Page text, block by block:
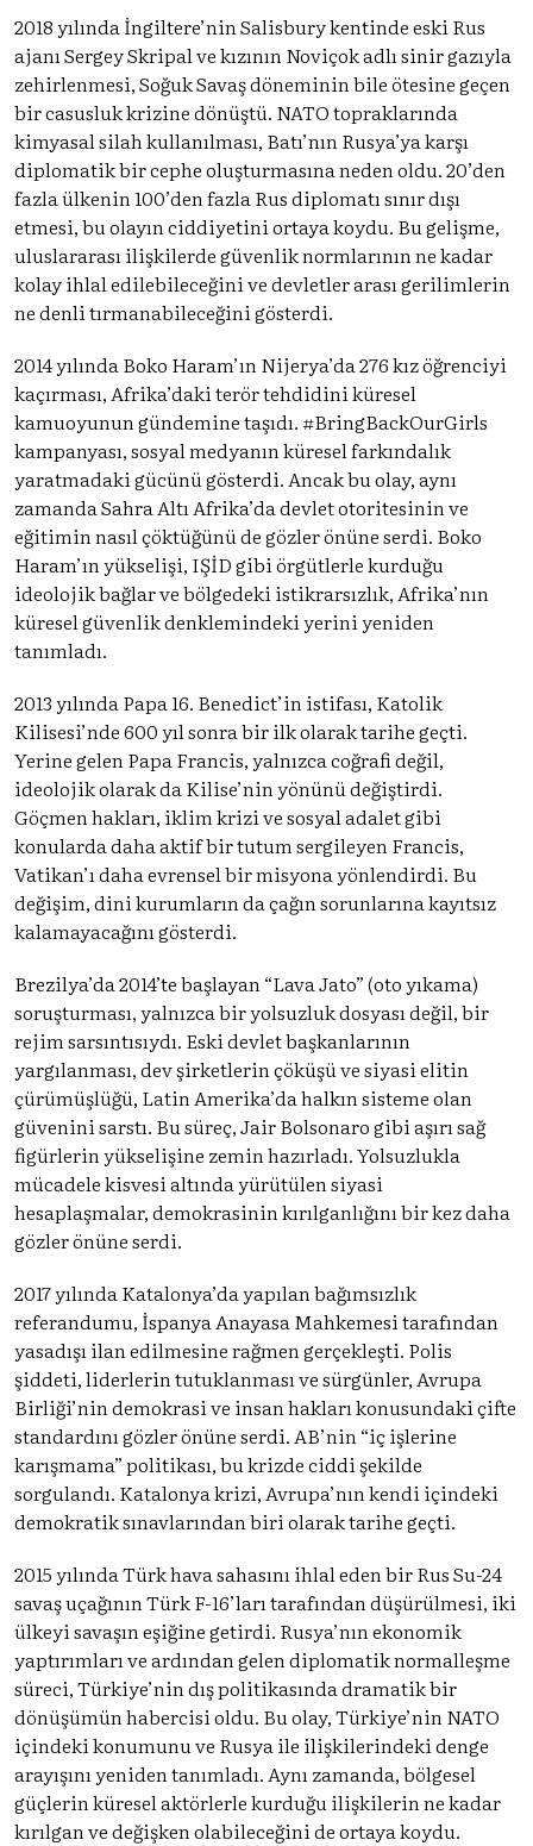
2018 yılında İngiltere’nin Salisbury kentinde eski Rus
ajanı Sergey Skripal ve kızının Noviçok adlı sinir gazıyla
zehirlenmesi, Soğuk Savaş döneminin bile ötesine geçen
bir casusluk krizine dönüştü. NATO topraklarında
kimyasal silah kullanılması, Batı’nın Rusya’ya karşı
diplomatik bir cephe oluşturmasına neden oldu. 20’den
fazla ülkenin 100’den fazla Rus diplomatı sınır dışı
etmesi, bu olayın ciddiyetini ortaya koydu. Bu gelişme,
uluslararası ilişkilerde güvenlik normlarının ne kadar
kolay ihlal edilebileceğini ve devletler arası gerilimlerin
ne denli tırmanabileceğini gösterdi.
2014 yılında Boko Haram’ın Nijerya’da 276 kız öğrenciyi
kaçırması, Afrika’daki terör tehdidini küresel
kamuoyunun gündemine taşıdı. #BringBackOurGirls
kampanyası, sosyal medyanın küresel farkındalık
yaratmadaki gücünü gösterdi. Ancak bu olay, aynı
zamanda Sahra Altı Afrika’da devlet otoritesinin ve
eğitimin nasıl çöktüğünü de gözler önüne serdi. Boko
Haram’ın yükselişi, IŞİD gibi örgütlerle kurduğu
ideolojik bağlar ve bölgedeki istikrarsızlık, Afrika’nın
küresel güvenlik denklemindeki yerini yeniden
tanımladı.
2013 yılında Papa 16. Benedict’in istifası, Katolik
Kilisesi’nde 600 yıl sonra bir ilk olarak tarihe geçti.
Yerine gelen Papa Francis, yalnızca coğrafi değil,
ideolojik olarak da Kilise’nin yönünü değiştirdi.
Göçmen hakları, iklim krizi ve sosyal adalet gibi
konularda daha aktif bir tutum sergileyen Francis,
Vatikan’ı daha evrensel bir misyona yönlendirdi. Bu
değişim, dini kurumların da çağın sorunlarına kayıtsız
kalamayacağını gösterdi.
Brezilya’da 2014’te başlayan “Lava Jato” (oto yıkama)
soruşturması, yalnızca bir yolsuzluk dosyası değil, bir
rejim sarsıntısıydı. Eski devlet başkanlarının
yargılanması, dev şirketlerin çöküşü ve siyasi elitin
çürümüşlüğü, Latin Amerika’da halkın sisteme olan
güvenini sarstı. Bu süreç, Jair Bolsonaro gibi aşırı sağ
figürlerin yükselişine zemin hazırladı. Yolsuzlukla
mücadele kisvesi altında yürütülen siyasi
hesaplaşmalar, demokrasinin kırılganlığını bir kez daha
gözler önüne serdi.
2017 yılında Katalonya’da yapılan bağımsızlık
referandumu, İspanya Anayasa Mahkemesi tarafından
yasadışı ilan edilmesine rağmen gerçekleşti. Polis
şiddeti, liderlerin tutuklanması ve sürgünler, Avrupa
Birliği’nin demokrasi ve insan hakları konusundaki çifte
standardını gözler önüne serdi. AB’nin “iç işlerine
karışmama” politikası, bu krizde ciddi şekilde
sorgulandı. Katalonya krizi, Avrupa’nın kendi içindeki
demokratik sınavlarından biri olarak tarihe geçti.
2015 yılında Türk hava sahasını ihlal eden bir Rus Su-24
savaş uçağının Türk F-16’ları tarafından düşürülmesi, iki
ülkeyi savaşın eşiğine getirdi. Rusya’nın ekonomik
yaptırımları ve ardından gelen diplomatik normalleşme
süreci, Türkiye’nin dış politikasında dramatik bir
dönüşümün habercisi oldu. Bu olay, Türkiye’nin NATO
içindeki konumunu ve Rusya ile ilişkilerindeki denge
arayışını yeniden tanımladı. Aynı zamanda, bölgesel
güçlerin küresel aktörlerle kurduğu ilişkilerin ne kadar
kırılgan ve değişken olabileceğini de ortaya koydu.